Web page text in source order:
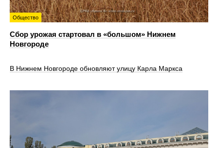
Общество
Сбор урожая стартовал в «большом» Нижнем
Новгороде
В Нижнем Новгороде обновляют улицу Карла Маркса